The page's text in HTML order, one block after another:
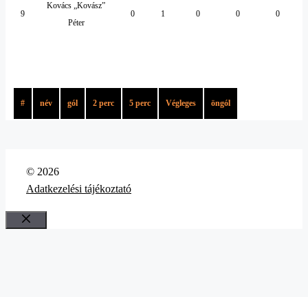
9
Kovács „Kovász”
Péter
0 1 0 0 0
# név gól 2 perc 5 perc Végleges öngól
© 2026
Adatkezelési tájékoztató
Bezár